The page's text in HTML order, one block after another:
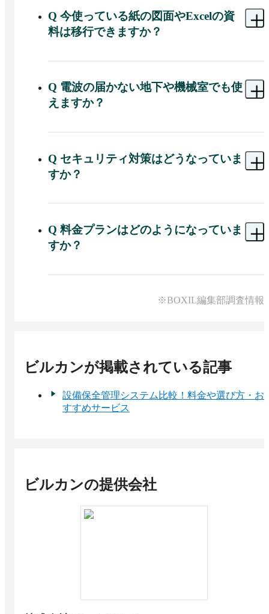
現場の方でも使いやすい設計です。
「どこで・何が・どうなっているか」を図面上の
ピンで視覚的に把握できるため、文字や数字の一
有料オプションですが、導入時には要件定義から
Q 今使っている紙の図面やExcelの資
料は移行できますか？
A 一部可能です。
運用を開始できます。
Excelファイルのアップロード・ダウンロードにも
対応しているため、これまでのフォーマットを活
紙の図面をデジタル化するサービスもご用意して
Q 電波の届かない地下や機械室でも使
えますか？
A 一部可能です。
Q セキュリティ対策はどうなっていま
すか？
A 株式会社FLINTZはISO27001（ISMS）の認証を
国際規格に沿った体制で運用しています。
機能面では、アクセス元を制限するIP制限や二要
素認証に対応しており、建物情報や図面といった
詳細なセキュリティ要件については個別にご相談
Q 料金プランはどのようになっていま
すか？
A ご利用規模（ユーザー数・管理する建物数・ス
ており、月額25,000円からご利用いただけます。
※BOXIL編集部調査情報
ビルカンが掲載されている記事
設備保全管理システム比較！料金や選び方・お
すすめサービス
ビルカンの提供会社